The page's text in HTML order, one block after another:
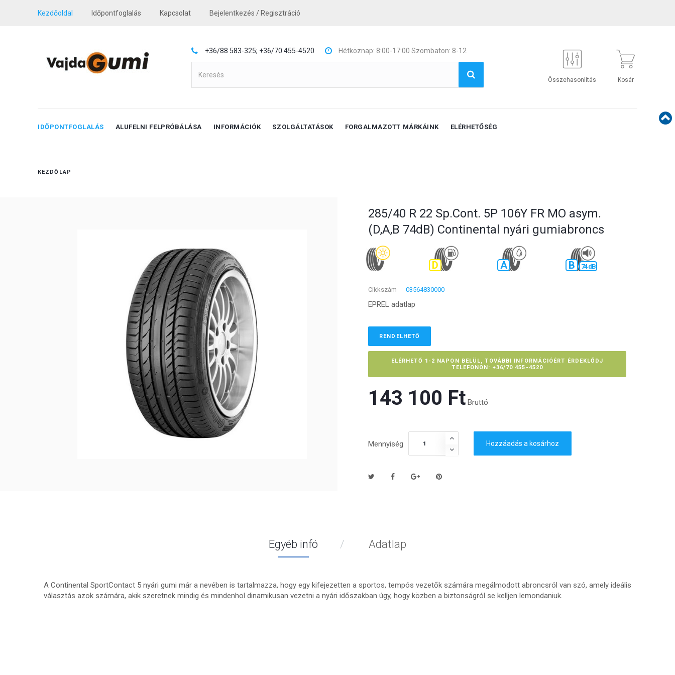
Kezdőoldal Időpontfoglalás Kapcsolat Bejelentkezés / Regisztráció
+36/88 583-325; +36/70 455-4520 Hétköznap: 8:00-17:00 Szombaton: 8-12
Összehasonlítás Kosár
IDŐPONTFOGLALÁS ALUFELNI FELPRÓBÁLÁSA INFORMÁCIÓK SZOLGÁLTATÁSOK FORGALMAZOTT MÁRKÁINK ELÉRHETŐSÉG
KEZDŐLAP
285/40 R 22 Sp.Cont. 5P 106Y FR MO asym.
(D,A,B 74dB) Continental nyári gumiabroncs
D A B 74 dB
Cikkszám 03564830000
EPREL adatlap
RENDELHETŐ
ELÉRHETŐ 1-2 NAPON BELÜL, TOVÁBBI INFORMÁCIÓÉRT ÉRDEKLŐDJ
TELEFONON: +36/70 455-4520
143 100 Ft‎ Bruttó
Mennyiség Hozzáadás a kosárhoz
Egyéb infó Adatlap
A Continental SportContact 5 nyári gumi már a nevében is tartalmazza, hogy egy kifejezetten a sportos, tempós vezetők számára megálmodott abroncsról van szó, amely ideális
választás azok számára, akik szeretnek mindig és mindenhol dinamikusan vezetni a nyári időszakban úgy, hogy közben a biztonságról se kelljen lemondaniuk.